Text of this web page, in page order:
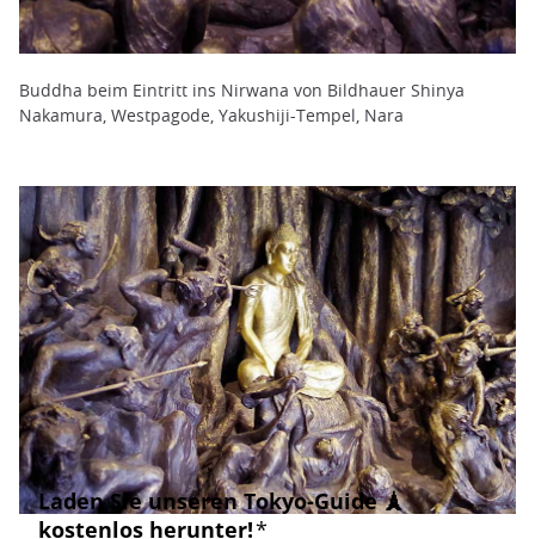
Buddha beim Eintritt ins Nirwana von Bildhauer Shinya
Nakamura, Westpagode, Yakushiji-Tempel, Nara